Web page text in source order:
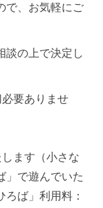
で、お気軽にご
談の上で決定し
要ありませ
ます（小さな
」で遊んでいた
ば」利用料：